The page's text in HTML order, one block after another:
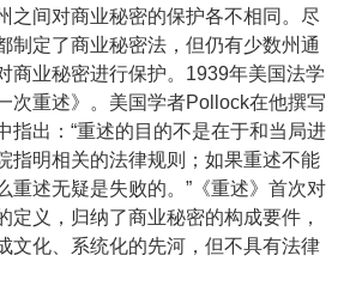
之间对商业秘密的保护各不相同。尽
制定了商业秘密法，但仍有少数州通
商业秘密进行保护。1939年美国法学
次重述》。美国学者Pollock在他撰写
指出：“重述的目的不是在于和当局进
指明相关的法律规则；如果重述不能
重述无疑是失败的。”《重述》首次对
定义，归纳了商业秘密的构成要件，
文化、系统化的先河，但不具有法律